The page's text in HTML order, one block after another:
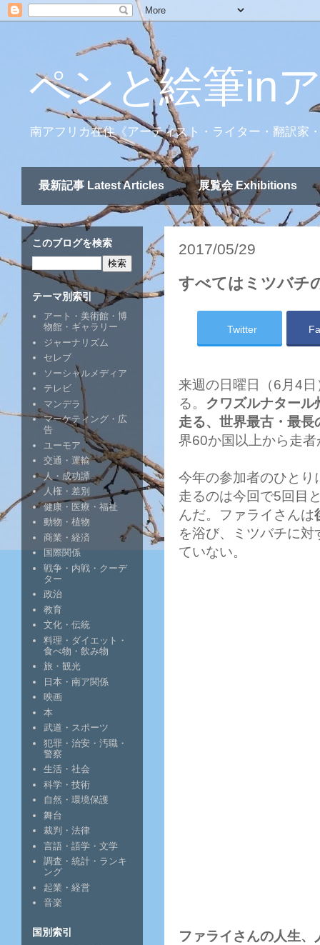
ペンと絵筆in
南アフリカ在住《アーティスト・ライター・翻訳家
最新記事 Latest Articles 展覧会 Exhibitions
2017/05/29
すべてはミツバチ
Twitter
来週の日曜日（6月4
る。 クワズルナター
走る、世界最古・最長
界60か国以上から走
今年の参加者のひとり
走るのは今回で5回目
んだ。ファライさんは
を浴び、ミツバチに
ていない。
ファライさんの人生
このブログを検索
テーマ別索引
アート・美術館・博
物館・ギャラリー
ジャーナリズム
セレブ
ソーシャルメディア
テレビ
マンデラ
マーケティング・広
告
ユーモア
交通・運輸
人・成功譚
人権・差別
健康・医療・福祉
動物・植物
商業・経済
国際関係
戦争・内戦・クーデ
ター
政治
教育
文化・伝統
料理・ダイエット・
食べ物・飲み物
旅・観光
日本・南ア関係
映画
本
武道・スポーツ
犯罪・治安・汚職・
警察
生活・社会
科学・技術
自然・環境保護
舞台
裁判・法律
言語・語学・文学
調査・統計・ランキ
ング
起業・経営
音楽
国別索引